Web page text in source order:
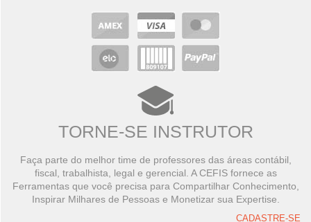
TORNE-SE INSTRUTOR
Faça parte do melhor time de professores das áreas contábil,
fiscal, trabalhista, legal e gerencial. A CEFIS fornece as
Ferramentas que você precisa para Compartilhar Conhecimento,
Inspirar Milhares de Pessoas e Monetizar sua Expertise.
CADASTRE-SE